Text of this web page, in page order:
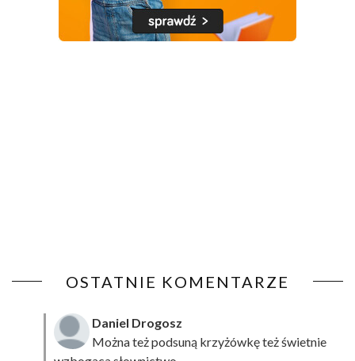
OSTATNIE KOMENTARZE
Daniel Drogosz
Można też podsuną krzyżówkęteż świetnie